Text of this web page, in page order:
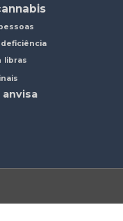
deficiência
libras
anvisa